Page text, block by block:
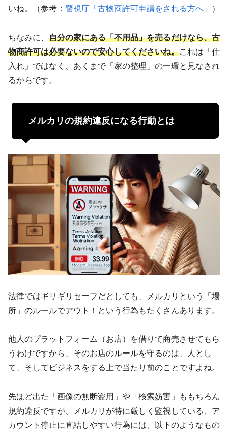
いね。（参考： 警視庁「古物商許可申請をされる方へ」 ）
ちなみに、 自分の家にある「不用品」を売るだけなら、古
物商許可は必要ないので安心してくださいね。これは「仕
入れ」ではなく、あくまで「家の整理」の一環と見なされ
るからです。
メルカリの規約違反になる行動とは
法律ではギリギリセーフだとしても、メルカリという「場
所」のルールでアウト！という行為もたくさんあります。
他人のプラットフォーム（お店）を借りて商売させてもら
うわけですから、そのお店のルールを守るのは、人とし
て、そしてビジネスをする上で当たり前のことですよね。
先ほど出た「画像の無断盗用」や「検索妨害」ももちろん
規約違反ですが、メルカリが特に厳しく監視している、ア
カウント停止に直結しやすい行為には、以下のようなもの